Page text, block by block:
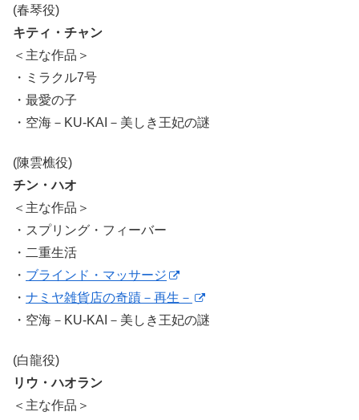
(春琴役)
キティ・チャン
＜主な作品＞
・ミラクル7号
・最愛の子
・空海－KU-KAI－美しき王妃の謎
(陳雲樵役)
チン・ハオ
＜主な作品＞
・スプリング・フィーバー
・二重生活
・ ブラインド・マッサージ
・ ナミヤ雑貨店の奇蹟－再生－
・空海－KU-KAI－美しき王妃の謎
(白龍役)
リウ・ハオラン
＜主な作品＞